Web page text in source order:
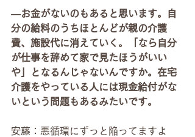
―お金がないのもあると思います。自
分の給料のうちほとんどが親の介護
費、施設代に消えていく。「なら自分
が仕事を辞めて家で見たほうがいい
や」となるんじゃないんですか。在宅
介護をやっている人には現金給付がな
いという問題もあるみたいです。
安藤：悪循環にずっと陥ってますよ